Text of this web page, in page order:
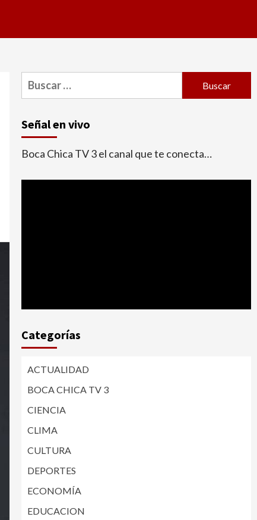
Buscar:
Señal en vivo
Boca Chica TV 3 el canal que te conecta…
Categorías
ACTUALIDAD
BOCA CHICA TV 3
CIENCIA
CLIMA
CULTURA
DEPORTES
ECONOMÍA
EDUCACION